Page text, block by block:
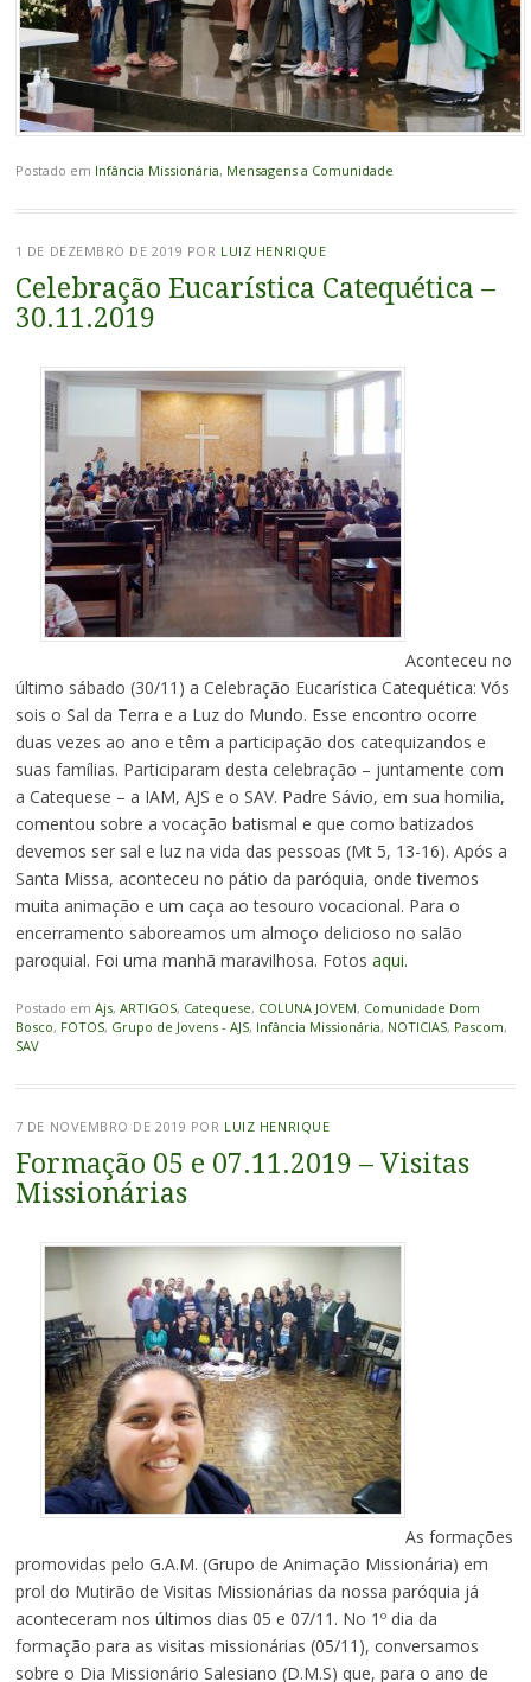
Postado em Infância Missionária, Mensagens a Comunidade
1 DE DEZEMBRO DE 2019 POR LUIZ HENRIQUE
Celebração Eucarística Catequética –
30.11.2019
Aconteceu no
último sábado (30/11) a Celebração Eucarística Catequética: Vós
sois o Sal da Terra e a Luz do Mundo. Esse encontro ocorre
duas vezes ao ano e têm a participação dos catequizandos e
suas famílias. Participaram desta celebração – juntamente com
a Catequese – a IAM, AJS e o SAV. Padre Sávio, em sua homilia,
comentou sobre a vocação batismal e que como batizados
devemos ser sal e luz na vida das pessoas (Mt 5, 13-16). Após a
Santa Missa, aconteceu no pátio da paróquia, onde tivemos
muita animação e um caça ao tesouro vocacional. Para o
encerramento saboreamos um almoço delicioso no salão
paroquial. Foi uma manhã maravilhosa. Fotos aqui.
Postado em Ajs, ARTIGOS, Catequese, COLUNA JOVEM, Comunidade Dom
Bosco, FOTOS, Grupo de Jovens - AJS, Infância Missionária, NOTICIAS, Pascom,
SAV
7 DE NOVEMBRO DE 2019 POR LUIZ HENRIQUE
Formação 05 e 07.11.2019 – Visitas
Missionárias
As formações
promovidas pelo G.A.M. (Grupo de Animação Missionária) em
prol do Mutirão de Visitas Missionárias da nossa paróquia já
aconteceram nos últimos dias 05 e 07/11. No 1º dia da
formação para as visitas missionárias (05/11), conversamos
sobre o Dia Missionário Salesiano (D.M.S) que, para o ano de